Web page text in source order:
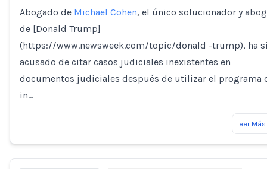
Abogado de Michael Cohen, el único solucionador y
de [Donald Trump]
(https://www.newsweek.com/topic/donald -trump), ha
acusado de citar casos judiciales inexistentes en
documentos judiciales después de utilizar el programa
in…
Leer Más